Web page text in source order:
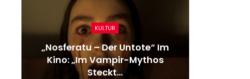
KULTUR
„Nosferatu – Der Untote“ Im
Kino: „Im Vampir-Mythos
Steckt…